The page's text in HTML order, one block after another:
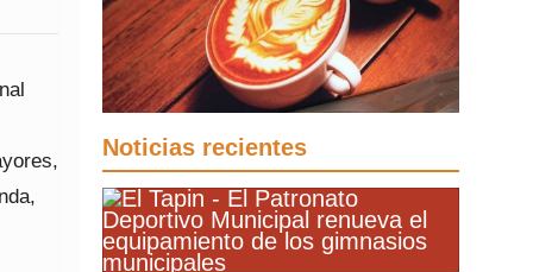
Noticias recientes